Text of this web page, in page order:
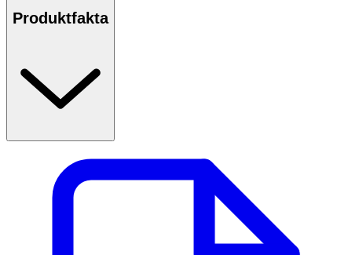
Produktfakta